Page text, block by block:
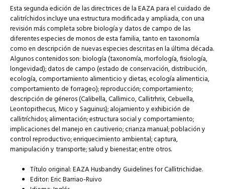
Esta segunda edición de las directrices de la EAZA para el cuidado de
calitríchidos incluye una estructura modificada y ampliada, con una
revisión más completa sobre biología y datos de campo de las
diferentes especies de monos de esta familia, tanto en taxonomía
como en descripción de nuevas especies descritas en la última década.
Algunos contenidos son: biología (taxonomía, morfología, fisiología,
longevidad); datos de campo (estado de conservación, distribución,
ecología, comportamiento alimenticio y dietas, ecología alimenticia,
comportamiento de forrageo); reproducción; comportamiento;
descripción de géneros (Calibella, Callimico, Callitrhrix, Cebuella,
Leontopithecus, Mico y Saguinus); alojamiento y exhibición de
callitríchidos; alimentación; estructura social y comportamiento;
implicaciones del manejo en cautiverio; crianza manual; población y
control reproductivo; enriquecimiento ambiental; captura,
manipulación y transporte; salud y bienestar; entre otros.
Título original: EAZA Husbandry Guidelines for Callitrichidae.
Editor: Eric Barriao-Ruivo